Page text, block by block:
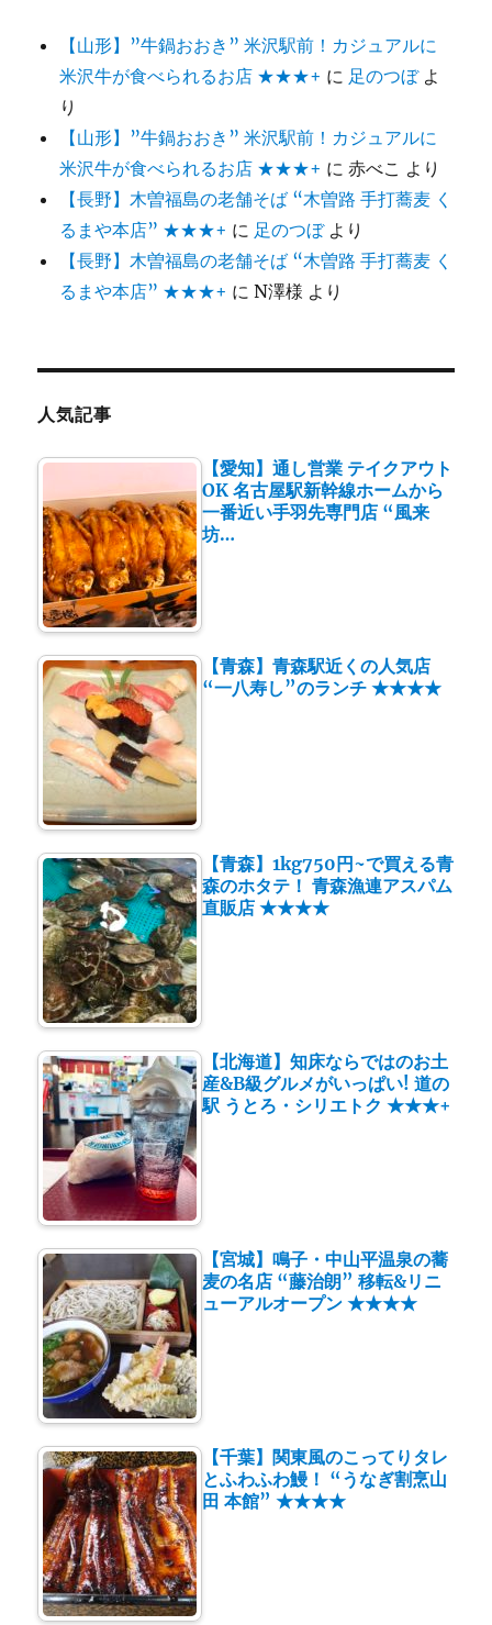
【山形】”牛鍋おおき” 米沢駅前！カジュアルに
米沢牛が食べられるお店 ★★★+ に 足のつぼよ
り
【山形】”牛鍋おおき” 米沢駅前！カジュアルに
米沢牛が食べられるお店 ★★★+ に赤べこ より
【長野】木曽福島の老舗そば “木曽路 手打蕎麦 く
るまや本店” ★★★+ に 足のつぼより
【長野】木曽福島の老舗そば “木曽路 手打蕎麦 く
るまや本店” ★★★+ にN澤様 より
人気記事
【愛知】通し営業 テイクアウト
OK 名古屋駅新幹線ホームから
一番近い手羽先専門店 “風来
坊…
【青森】青森駅近くの人気店
“一八寿し”のランチ ★★★★
【青森】1kg750円~で買える青
森のホタテ！ 青森漁連アスパム
直販店 ★★★★
【北海道】知床ならではのお土
産&B級グルメがいっぱい! 道の
駅 うとろ・シリエトク ★★★+
【宮城】鳴子・中山平温泉の蕎
麦の名店 “藤治朗” 移転&リニ
ューアルオープン ★★★★
【千葉】関東風のこってりタレ
とふわふわ鰻！ “うなぎ割烹山
田 本館” ★★★★